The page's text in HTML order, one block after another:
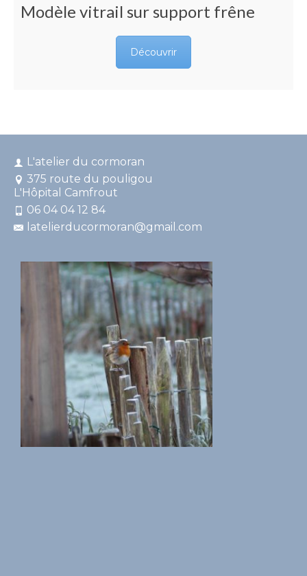
Modèle vitrail sur support frêne
Découvrir
L'atelier du cormoran
375 route du pouligou
L'Hôpital Camfrout
06 04 04 12 84
latelierducormoran@gmail.com